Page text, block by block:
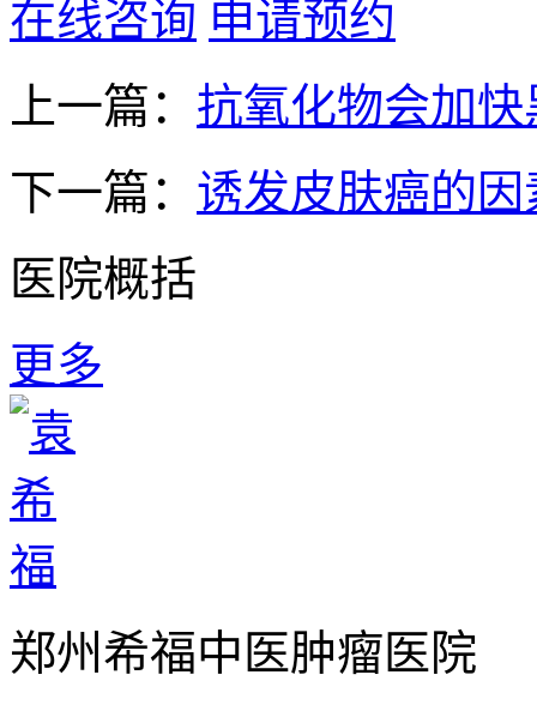
在线咨询 申请预约
上一篇： 抗氧化物会加
下一篇： 诱发皮肤癌的
医院概括
更多
郑州希福中医肿瘤医院